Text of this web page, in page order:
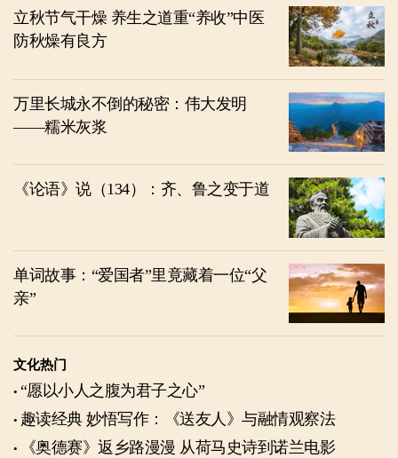
立秋节气干燥 养生之道重“养收”中医
防秋燥有良方
万里长城永不倒的秘密：伟大发明
——糯米灰浆
《论语》说（134）：齐、鲁之变于道
单词故事：“爱国者”里竟藏着一位“父
亲”
文化热门
“愿以小人之腹为君子之心”
趣读经典 妙悟写作：《送友人》与融情观察法
《奥德赛》返乡路漫漫 从荷马史诗到诺兰电影